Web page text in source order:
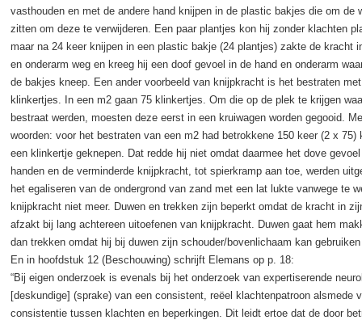
vasthouden en met de andere hand knijpen in de plastic bakjes die om de
zitten om deze te verwijderen. Een paar plantjes kon hij zonder klachten
maar na 24 keer knijpen in een plastic bakje (24 plantjes) zakte de kracht
en onderarm weg en kreeg hij een doof gevoel in de hand en onderarm
de bakjes kneep. Een ander voorbeeld van knijpkracht is het bestraten met
klinkertjes. In een m2 gaan 75 klinkertjes. Om die op de plek te krijgen
bestraat werden, moesten deze eerst in een kruiwagen worden gegooid.
woorden: voor het bestraten van een m2 had betrokkene 150 keer (2 x 75)
een klinkertje geknepen. Dat redde hij niet omdat daarmee het dove
handen en de verminderde knijpkracht, tot spierkramp aan toe, werden
het egaliseren van de ondergrond van zand met een lat lukte vanwege te
knijpkracht niet meer. Duwen en trekken zijn beperkt omdat de kracht in
afzakt bij lang achtereen uitoefenen van knijpkracht. Duwen gaat hem
dan trekken omdat hij bij duwen zijn schouder/bovenlichaam kan gebruiken
En in hoofdstuk 12 (Beschouwing) schrijft Elemans op p. 18:
“Bij eigen onderzoek is evenals bij het onderzoek van expertiserende
[deskundige] (sprake) van een consistent, reëel klachtenpatroon alsmede
consistentie tussen klachten en beperkingen. Dit leidt ertoe dat de door